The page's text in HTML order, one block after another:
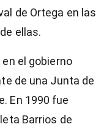
de Ortega en las
ellas.
el gobierno
de una Junta de
En 1990 fue
Barrios de